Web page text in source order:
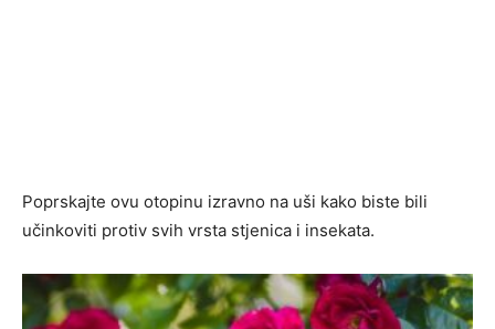
Poprskajte ovu otopinu izravno na uši kako biste bili
učinkoviti protiv svih vrsta stjenica i insekata.